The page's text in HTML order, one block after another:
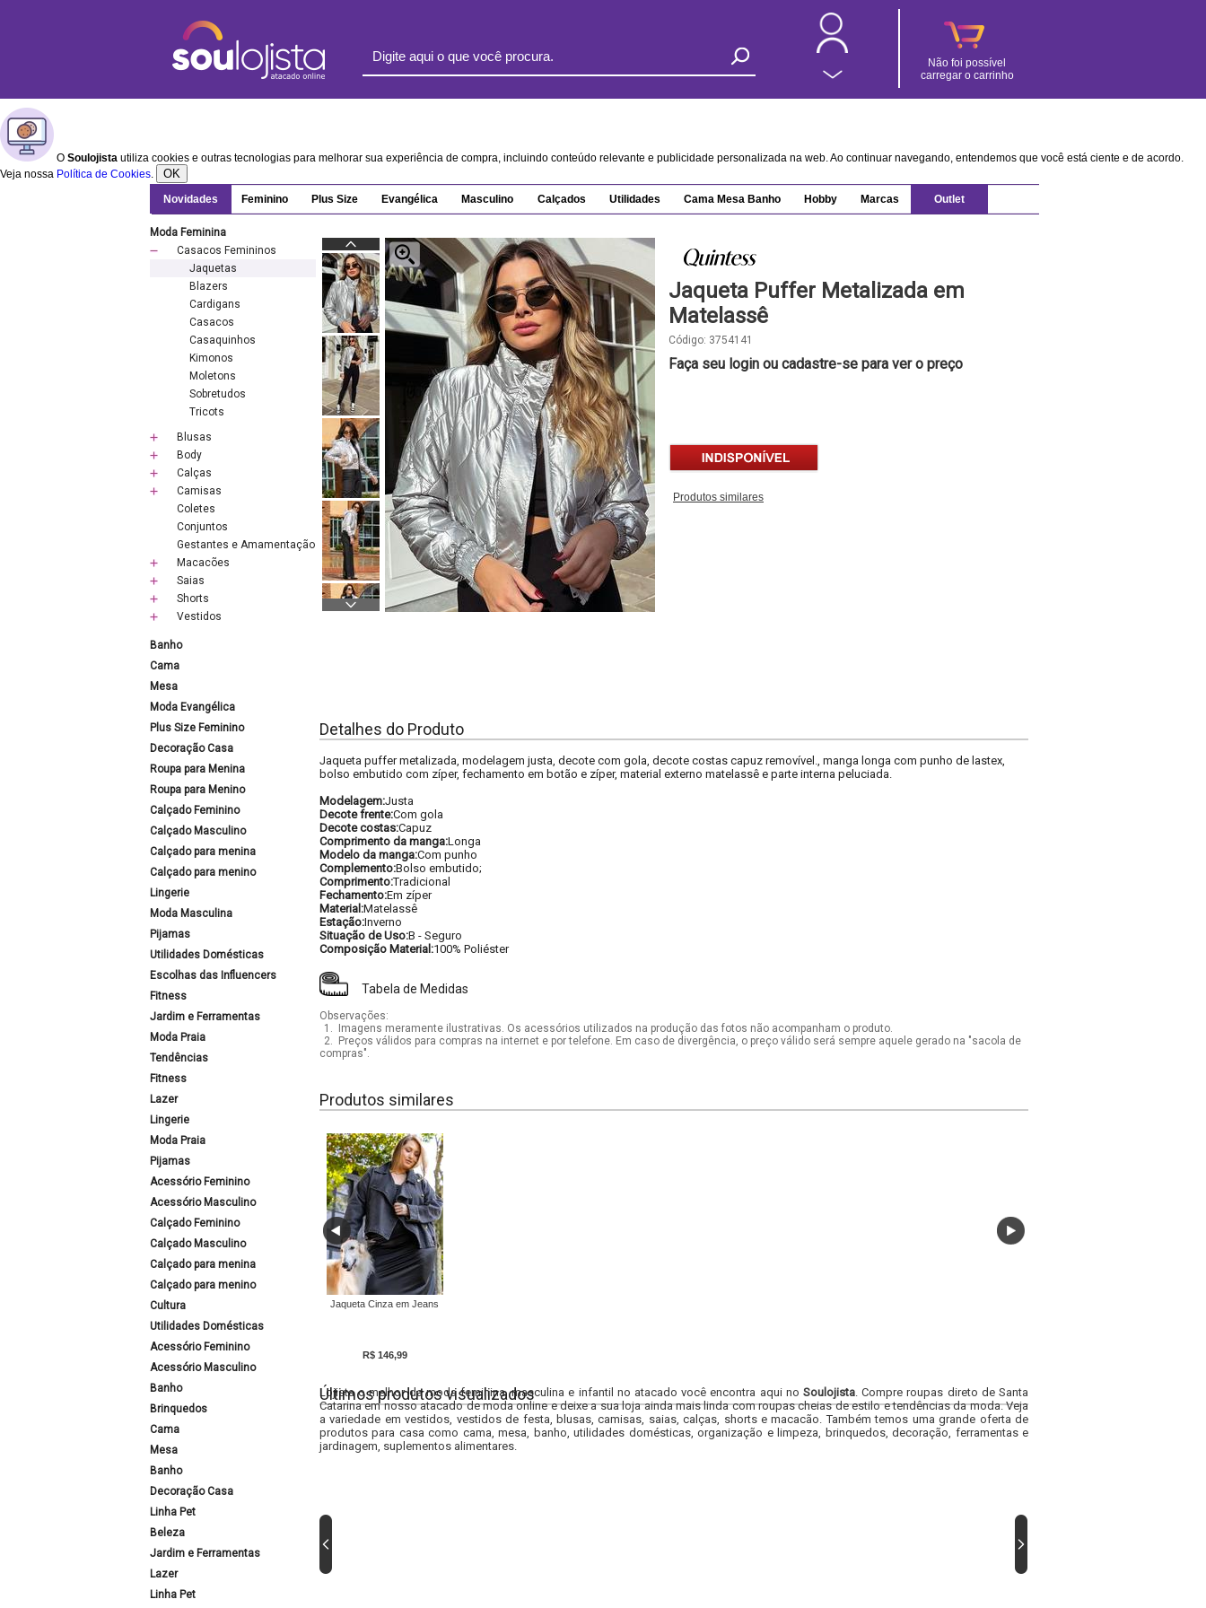
Não foi possível
carregar o carrinho
O Soulojista utiliza cookies e outras tecnologias para melhorar sua experiência de compra, incluindo conteúdo relevante e publicidade personalizada na web. Ao continuar navegando, entendemos que você está ciente e de acordo.
Veja nossa Política de Cookies. OK
Novidades Feminino Plus Size Evangélica Masculino Calçados Utilidades Cama Mesa Banho Hobby Marcas Outlet
Moda Feminina
Casacos Femininos
Jaquetas
Blazers
Cardigans
Casacos
Casaquinhos
Kimonos
Moletons
Sobretudos
Tricots
Blusas
Body
Calças
Camisas
Coletes
Conjuntos
Gestantes e Amamentação
Macacões
Saias
Shorts
Vestidos
Banho
Cama
Mesa
Moda Evangélica
Plus Size Feminino
Decoração Casa
Roupa para Menina
Roupa para Menino
Calçado Feminino
Calçado Masculino
Calçado para menina
Calçado para menino
Lingerie
Moda Masculina
Pijamas
Utilidades Domésticas
Escolhas das Influencers
Fitness
Jardim e Ferramentas
Moda Praia
Tendências
Fitness
Lazer
Lingerie
Moda Praia
Pijamas
Acessório Feminino
Acessório Masculino
Calçado Feminino
Calçado Masculino
Calçado para menina
Calçado para menino
Cultura
Utilidades Domésticas
Acessório Feminino
Acessório Masculino
Banho
Brinquedos
Cama
Mesa
Banho
Decoração Casa
Linha Pet
Beleza
Jardim e Ferramentas
Lazer
Linha Pet
Jaqueta Puffer Metalizada em
Matelassê
Código: 3754141
Faça seu login ou cadastre-se para ver o preço
Produtos similares
Detalhes do Produto
Jaqueta puffer metalizada, modelagem justa, decote com gola, decote costas capuz removível., manga longa com punho de lastex,
bolso embutido com zíper, fechamento em botão e zíper, material externo matelassê e parte interna peluciada.
Modelagem:Justa
Decote frente:Com gola
Decote costas:Capuz
Comprimento da manga:Longa
Modelo da manga:Com punho
Complemento:Bolso embutido;
Comprimento:Tradicional
Fechamento:Em zíper
Material:Matelassê
Estação:Inverno
Situação de Uso:B - Seguro
Composição Material:100% Poliéster
Tabela de Medidas
Observações:
1.
Imagens meramente ilustrativas. Os acessórios utilizados na produção das fotos não acompanham o produto.
2.
Preços válidos para compras na internet e por telefone. Em caso de divergência, o preço válido será sempre aquele gerado na "sacola de
compras".
Produtos similares
Jaqueta Cinza em Jeans
R$ 146,99
Últimos produtos visualizados
Lojista o melhor da moda feminina, masculina e infantil no atacado você encontra aqui no Soulojista. Compre roupas direto de Santa
Catarina em nosso atacado de moda online e deixe a sua loja ainda mais linda com roupas cheias de estilo e tendências da moda. Veja
a variedade em vestidos, vestidos de festa, blusas, camisas, saias, calças, shorts e macacão. Também temos uma grande oferta de
produtos para casa como cama, mesa, banho, utilidades domésticas, organização e limpeza, brinquedos, decoração, ferramentas e
jardinagem, suplementos alimentares.